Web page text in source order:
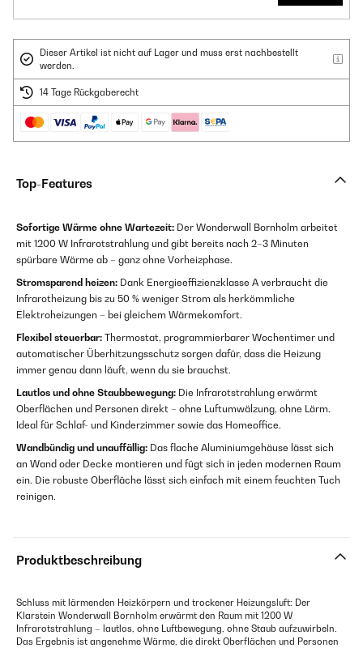
Dieser Artikel ist nicht auf Lager und muss erst nachbestellt
werden.
14 Tage Rückgaberecht
Top-Features
Sofortige Wärme ohne Wartezeit: Der Wonderwall Bornholm arbeitet
mit 1200 W Infrarotstrahlung und gibt bereits nach 2–3 Minuten
spürbare Wärme ab – ganz ohne Vorheizphase.
Stromsparend heizen: Dank Energieeffizienzklasse A verbraucht die
Infrarotheizung bis zu 50 % weniger Strom als herkömmliche
Elektroheizungen – bei gleichem Wärmekomfort.
Flexibel steuerbar: Thermostat, programmierbarer Wochentimer und
automatischer Überhitzungsschutz sorgen dafür, dass die Heizung
immer genau dann läuft, wenn du sie brauchst.
Lautlos und ohne Staubbewegung: Die Infrarotstrahlung erwärmt
Oberflächen und Personen direkt – ohne Luftumwälzung, ohne Lärm.
Ideal für Schlaf- und Kinderzimmer sowie das Homeoffice.
Wandbündig und unauffällig: Das flache Aluminiumgehäuse lässt sich
an Wand oder Decke montieren und fügt sich in jeden modernen Raum
ein. Die robuste Oberfläche lässt sich einfach mit einem feuchten Tuch
reinigen.
Produktbeschreibung
Schluss mit lärmenden Heizkörpern und trockener Heizungsluft: Der
Klarstein Wonderwall Bornholm erwärmt den Raum mit 1200 W
Infrarotstrahlung – lautlos, ohne Luftbewegung, ohne Staub aufzuwirbeln.
Das Ergebnis ist angenehme Wärme, die direkt Oberflächen und Personen